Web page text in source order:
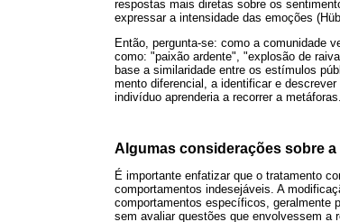
respostas mais diretas sobre os
expressar a intensidade das emoções
Então, pergunta-se: como a comunidade
como: "paixão ardente", "explosão de
base a similaridade entre os estímulos
mento diferencial, a identificar e
indivíduo aprenderia a recorrer a metáforas.
Algumas considerações sobre
É importante enfatizar que o tratamento
comportamentos indesejáveis. A
comportamentos específicos, geralmente
sem avaliar questões que envolvessem a